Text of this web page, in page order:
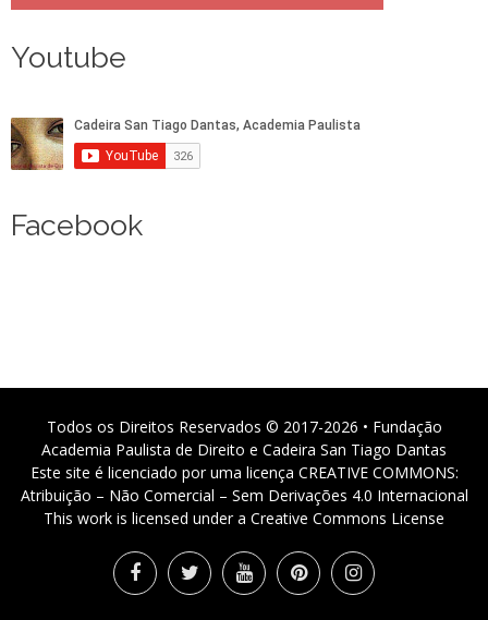
Youtube
Facebook
Todos os Direitos Reservados © 2017-2026 • Fundação
Academia Paulista de Direito e Cadeira San Tiago Dantas
Este site é licenciado por uma licença CREATIVE COMMONS:
Atribuição – Não Comercial – Sem Derivações 4.0 Internacional
This work is licensed under a Creative Commons License